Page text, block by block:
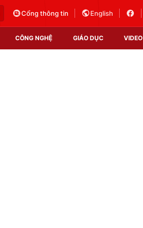
Cổng thông tin English
CÔNG NGHỆ GIÁO DỤC VIDEO